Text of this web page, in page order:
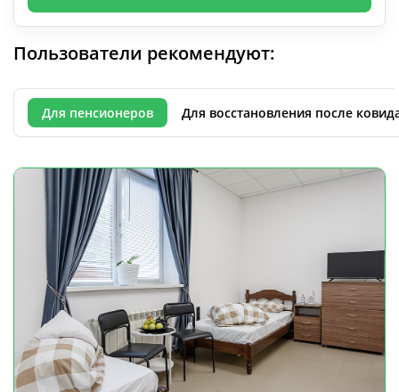
Пользователи рекомендуют:
Для пенсионеров Для восстановления после